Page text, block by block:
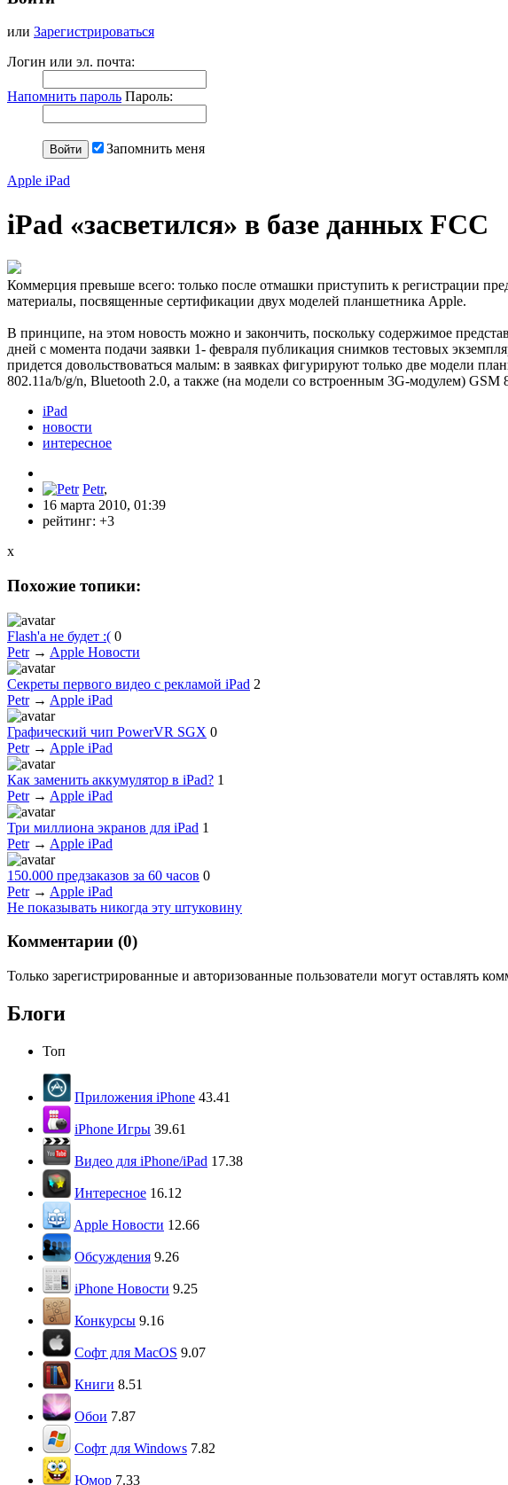
или Зарегистрироваться
Логин или эл. почта:
Напомнить пароль Пароль:
Запомнить меня
Apple iPad
iPad «засветился» в базе данных FCC
Коммерция превыше всего: только после отмашки приступить к регистрации
материалы, посвященные сертификации двух моделей планшетника Apple.
В принципе, на этом новость можно и закончить, поскольку содержимое
дней с момента подачи заявки 1- февраля публикация снимков тестовых
придется довольствоваться малым: в заявках фигурируют только две модели
802.11a/b/g/n, Bluetooth 2.0, а также (на модели со встроенным 3G-модулем) GSM
iPad
новости
интересное
Petr,
16 марта 2010, 01:39
рейтинг: +3
x
Похожие топики:
Flash'а не будет :( 0
Petr→ Apple Новости
Секреты первого видео с рекламой iPad 2
Petr→ Apple iPad
Графический чип PowerVR SGX 0
Petr→ Apple iPad
Как заменить аккумулятор в iPad? 1
Petr→ Apple iPad
Три миллиона экранов для iPad 1
Petr→ Apple iPad
150.000 предзаказов за 60 часов 0
Petr→ Apple iPad
Не показывать никогда эту штуковину
Комментарии (0)
Только зарегистрированные и авторизованные пользователи могут оставлять
Блоги
Топ
Приложения iPhone 43.41
iPhone Игры 39.61
Видео для iPhone/iPad 17.38
Интересное 16.12
Apple Новости 12.66
Обсуждения 9.26
iPhone Новости 9.25
Конкурсы 9.16
Софт для MacOS 9.07
Книги 8.51
Обои 7.87
Софт для Windows 7.82
Юмор 7.33